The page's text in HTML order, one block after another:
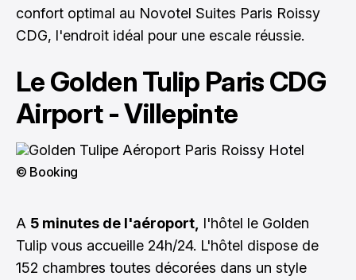
confort optimal au Novotel Suites Paris Roissy
CDG, l'endroit idéal pour une escale réussie.
Le Golden Tulip Paris CDG
Airport - Villepinte
© Booking
A 5 minutes de l'aéroport, l'hôtel le Golden
Tulip vous accueille 24h/24. L'hôtel dispose de
152 chambres toutes décorées dans un style